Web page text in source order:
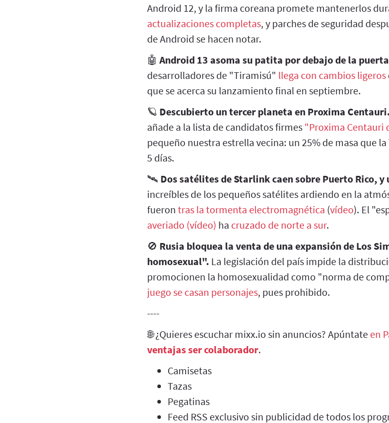
Android 12, y la firma coreana promete mantenerlos
actualizaciones completas, y parches de seguridad
de Android se hacen notar.
🤖 Android 13 asoma su patita por debajo de la
desarrolladores de "Tiramisú" llega con cambios ligeros
que se acerca su lanzamiento final en septiembre.
🪐 Descubierto un tercer planeta en Proxima Centauri.
añade a la lista de candidatos firmes "Proxima Centauri
pequeño nuestra estrella vecina: un 25% de masa que
5 días.
🛰️ Dos satélites de Starlink caen sobre Puerto Rico, y
increíbles de los pequeños satélites ardiendo en la
fueron tras la tormenta electromagnética (vídeo). El
averiado (vídeo) ha cruzado de norte a sur.
🚫 Rusia bloquea la venta de una expansión de Los
homosexual". La legislación del país impide la
promocionen la homosexualidad como "norma de
juego se casan personajes, pues prohibido.
----
🌐 ¿Quieres escuchar mixx.io sin anuncios? Apúntate en
ventajas ser colaborador.
Camisetas
Tazas
Pegatinas
Feed RSS exclusivo sin publicidad de todos los